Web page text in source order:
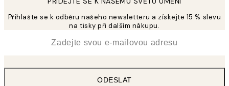
Přihlašte se k odběru našeho newsletteru a získejte 15 % slevu
na tisky při dalším nákupu.
ODESLAT